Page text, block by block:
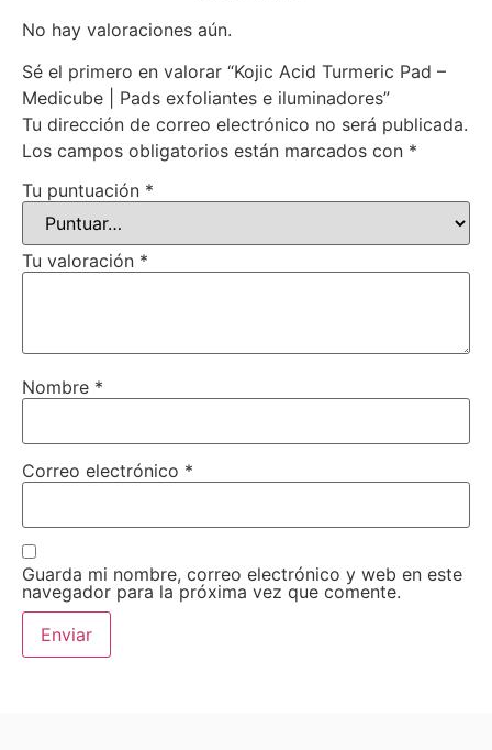
No hay valoraciones aún.
Sé el primero en valorar “Kojic Acid Turmeric Pad –
Medicube | Pads exfoliantes e iluminadores”
Tu dirección de correo electrónico no será publicada.
Los campos obligatorios están marcados con *
Tu puntuación *
Tu valoración *
Nombre *
Correo electrónico *
Guarda mi nombre, correo electrónico y web en este
navegador para la próxima vez que comente.